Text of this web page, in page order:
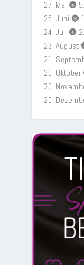
27. Mai 🌚
25. Juni 🌚
24. Juli 🌚
23. August
21.
21. Oktober
20.
20.